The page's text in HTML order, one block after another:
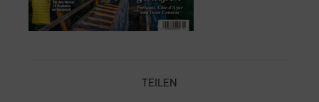
TEILEN